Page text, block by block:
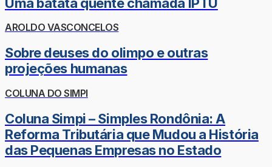
AROLDO VASCONCELOS
Sobre deuses do olimpo e outras
projeções humanas
COLUNA DO SIMPI
Coluna Simpi – Simples Rondônia: A
Reforma Tributária que Mudou a História
das Pequenas Empresas no Estado